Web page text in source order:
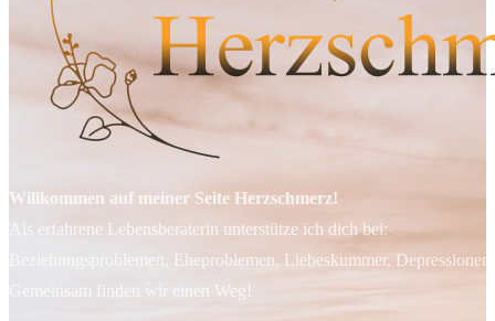
Willkommen auf meiner Seite Herzschmerz!
Als erfahrene Lebensberaterin unterstütze ich dich bei:
Beziehungsproblemen, Eheproblemen, Liebeskummer,
Gemeinsam finden wir einen Weg!